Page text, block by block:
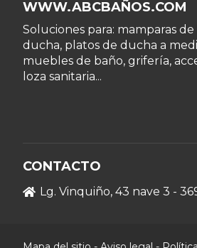
WWW.ABCBAÑOS.COM
Soluciones para: mamparas
ducha, platos de ducha a
muebles de baño, grifería,
loza sanitaria...
CONTACTO
Lg. Vinquiño, 43 nave 3 -